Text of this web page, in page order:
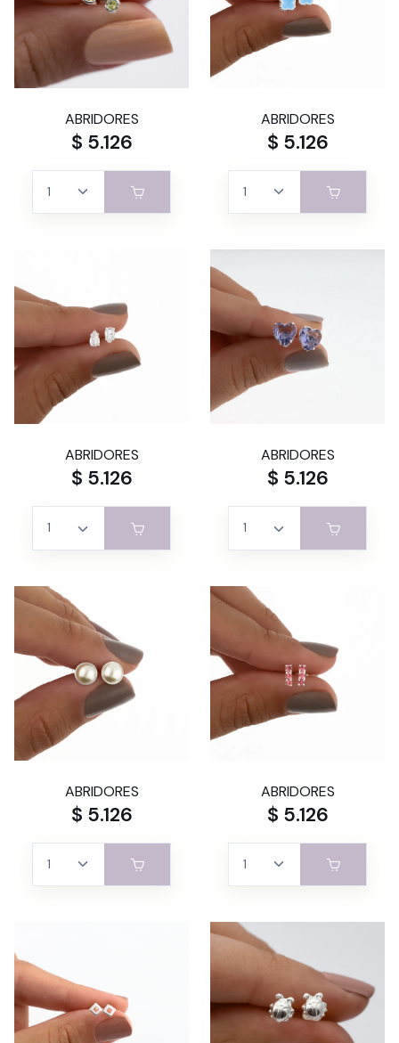
ABRIDORES
$ 5.126
ABRIDORES
$ 5.126
ABRIDORES
$ 5.126
ABRIDORES
$ 5.126
ABRIDORES
$ 5.126
ABRIDORES
$ 5.126